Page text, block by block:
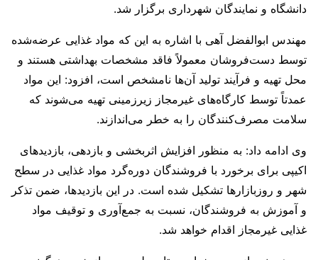
دانشگاه و نمایندگان شهرداری برگزار شد.
مهندس ابوالفضل آهی با اشاره به این که مواد غذایی عرضه‌شده
توسط دست‌فروشان معمولاً فاقد مشخصات بهداشتی هستند و
محل تهیه و فرآیند تولید آن‌ها نامشخص است، افزود: این مواد
عمدتاً توسط کارگاه‌های غیرمجاز زیرزمینی تهیه می‌شوند که
سلامت مصرف‌کنندگان را به خطر می‌اندازند.
وی ادامه داد: به منظور افزایش اثربخشی و بازدهی، بازدیدهای
اکیپی برای برخورد با فروشندگان دوره‌گرد مواد غذایی در سطح
شهر و روزبازارها تشکیل شده است. در این بازدیدها، ضمن تذکر
و آموزش به فروشندگان، نسبت به جمع‌آوری و توقیف مواد
غذایی غیرمجاز اقدام خواهد شد.